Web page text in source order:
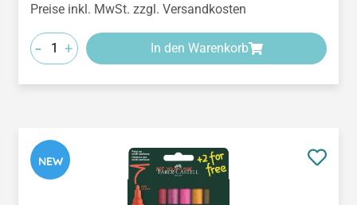
Preise inkl. MwSt. zzgl. Versandkosten
- + In den Warenkorb
NEW